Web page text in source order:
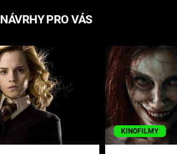
NÁVRHY PRO VÁS
KINOFILMY